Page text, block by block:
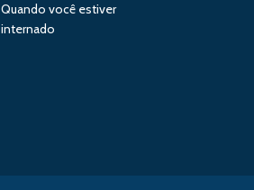
Quando você estiver
internado